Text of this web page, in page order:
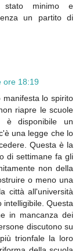
stato minimo e
un partito di
ore 18:19
lo spirito
riapre le scuole
è disponibile un
una legge che lo
Questa è la
di settimane fa gli
non della
o meno una
città all'università
intelligibile. Questa
in mancanza dei
discutono su
trionfale la loro